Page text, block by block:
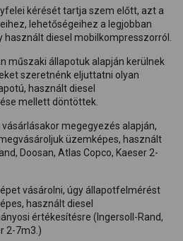
kérését tartja szem előtt, azt a
lehetőségeihez a legjobban
használt diesel mobilkompresszorról.
műszaki állapotuk alapján kerülnek
szeretnénk eljuttatni olyan
használt diesel
mellett döntöttek.
megegyezés alapján,
üzemképes, használt
Doosan, Atlas Copco, Kaeser 2-
vásárolni, úgy állapotfelmérést
használt diesel
értékesítésre (Ingersoll-Rand,
2-7m3.)